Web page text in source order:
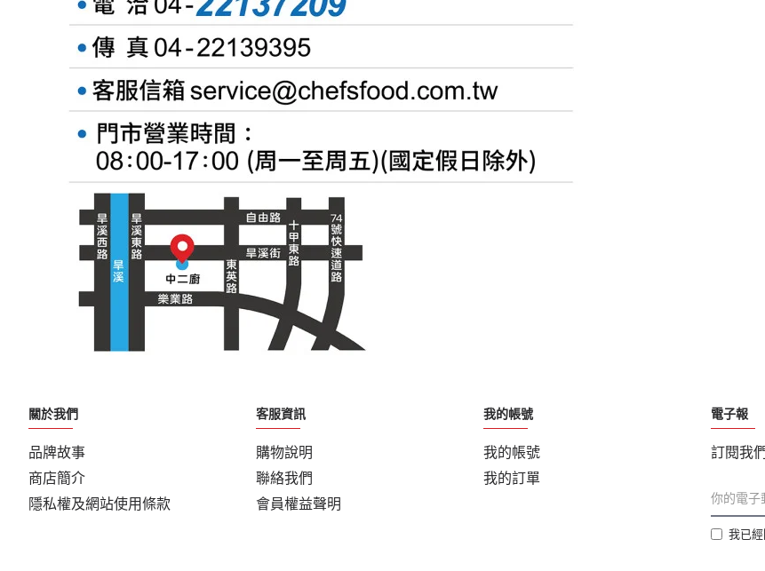
關於我們
品牌故事
商店簡介
隱私權及網站使用條款
客服資訊
購物說明
聯絡我們
會員權益聲明
我的帳號
我的帳號
我的訂單
電子報
訂閱我
我已